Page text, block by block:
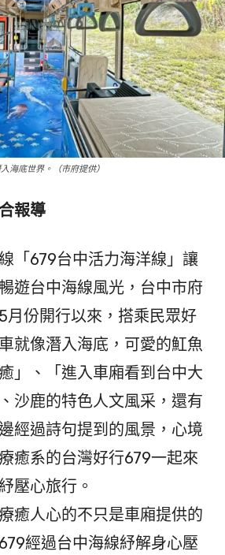
海底世界。（市府提供）
報導
「679台中活力海洋線」讓
遊台中海線風光，台中市府
月份開行以來，搭乘民眾好
就像潛入海底，可愛的魟魚
」、「進入車廂看到台中大
沙鹿的特色人文風采，還有
經過詩句提到的風景，心境
癒系的台灣好行679一起來
壓心旅行。
癒人心的不只是車廂提供的
經過台中海線紓解身心壓